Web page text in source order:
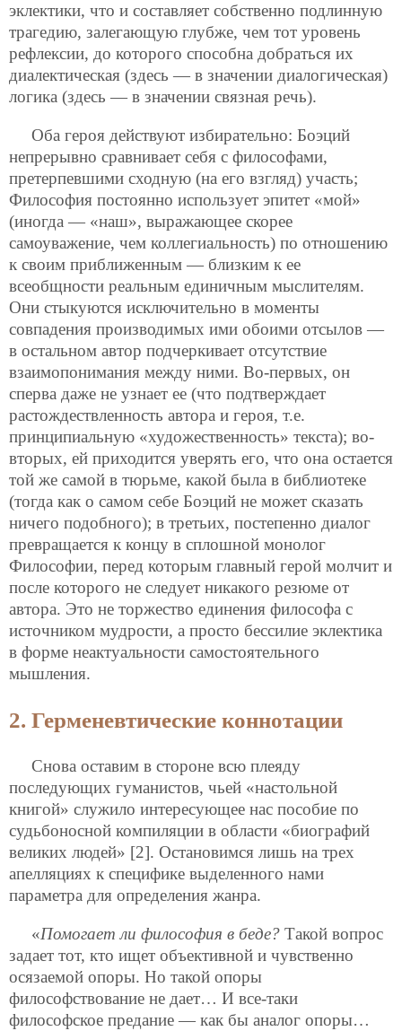
эклектики, что и составляет собственно подлинную
трагедию, залегающую глубже, чем тот уровень
рефлексии, до которого способна добраться их
диалектическая (здесь — в значении диалогическая)
логика (здесь — в значении связная речь).
Оба героя действуют избирательно: Боэций
непрерывно сравнивает себя с философами,
претерпевшими сходную (на его взгляд) участь;
Философия постоянно использует эпитет «мой»
(иногда — «наш», выражающее скорее
самоуважение, чем коллегиальность) по отношению
к своим приближенным — близким к ее
всеобщности реальным единичным мыслителям.
Они стыкуются исключительно в моменты
совпадения производимых ими обоими отсылов —
в остальном автор подчеркивает отсутствие
взаимопонимания между ними. Во-первых, он
сперва даже не узнает ее (что подтверждает
растождествленность автора и героя, т.е.
принципиальную «художественность» текста); во-
вторых, ей приходится уверять его, что она остается
той же самой в тюрьме, какой была в библиотеке
(тогда как о самом себе Боэций не может сказать
ничего подобного); в третьих, постепенно диалог
превращается к концу в сплошной монолог
Философии, перед которым главный герой молчит и
после которого не следует никакого резюме от
автора. Это не торжество единения философа с
источником мудрости, а просто бессилие эклектика
в форме неактуальности самостоятельного
мышления.
2. Герменевтические коннотации
Снова оставим в стороне всю плеяду
последующих гуманистов, чьей «настольной
книгой» служило интересующее нас пособие по
судьбоносной компиляции в области «биографий
великих людей» [2]. Остановимся лишь на трех
апелляциях к специфике выделенного нами
параметра для определения жанра.
«Помогает ли философия в беде? Такой вопрос
задает тот, кто ищет объективной и чувственно
осязаемой опоры. Но такой опоры
философствование не дает… И все-таки
философское предание — как бы аналог опоры…